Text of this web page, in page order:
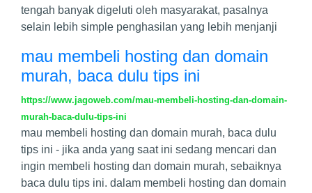
tengah banyak digeluti oleh masyarakat, pasalnya
selain lebih simple penghasilan yang lebih menjanji
mau membeli hosting dan domain
murah, baca dulu tips ini
https://www.jagoweb.com/mau-membeli-hosting-dan-domain-
murah-baca-dulu-tips-ini
mau membeli hosting dan domain murah, baca dulu
tips ini - jika anda yang saat ini sedang mencari dan
ingin membeli hosting dan domain murah, sebaiknya
baca dulu tips ini. dalam membeli hosting dan domain